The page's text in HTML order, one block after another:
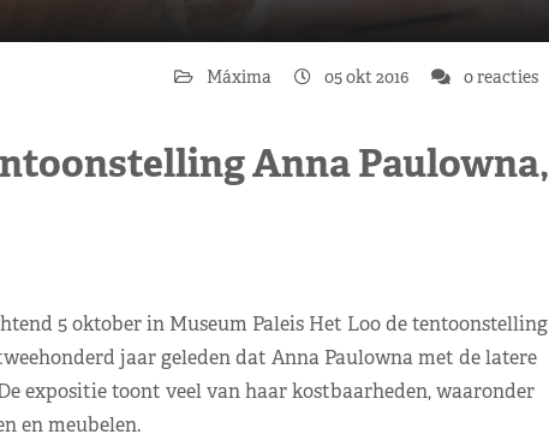
Máxima 05 okt 2016 0 reacties
Anna Paulowna,
5 oktober in Museum Paleis Het Loo de tentoonstelling
jaar geleden dat Anna Paulowna met de latere
expositie toont veel van haar kostbaarheden, waaronder
en meubelen.